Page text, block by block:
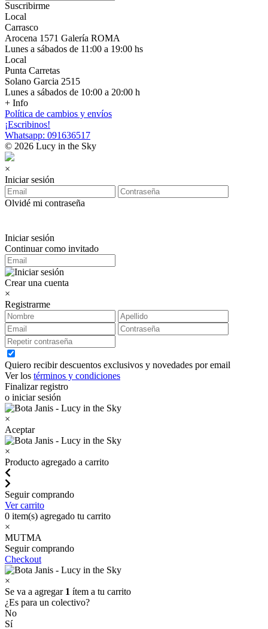
Suscribirme
Local
Carrasco
Arocena 1571 Galería ROMA
Lunes a sábados de 11:00 a 19:00 hs
Local
Punta Carretas
Solano Garcia 2515
Lunes a sábados de 10:00 a 20:00 h
+ Info
Política de cambios y envíos
¡Escribinos!
Whatsapp: 091636517
© 2026 Lucy in the Sky
×
Iniciar sesión
Olvidé mi contraseña
Iniciar sesión
Continuar como invitado
Crear una cuenta
×
Registrarme
Quiero recibir descuentos exclusivos y novedades por email
Ver los términos y condiciones
Finalizar registro
o iniciar sesión
×
Aceptar
×
Producto agregado a carrito
Seguir comprando
Ver carrito
0 item(s) agregado tu carrito
×
MUTMA
Seguir comprando
Checkout
×
Se va a agregar 1 ítem a tu carrito
¿Es para un colectivo?
No
Sí